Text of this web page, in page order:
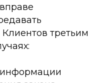
третьим
информации